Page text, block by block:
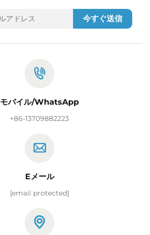
今すぐ送信
モバイル/WhatsApp
+86-13709882223
Eメール
[email protected]